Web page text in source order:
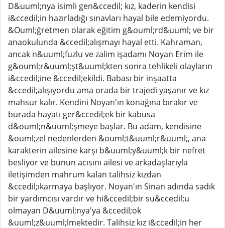
D&uuml;nya isimli gen&ccedil; kız, kaderin kendisi
i&ccedil;in hazırladığı sınavları hayal bile edemiyordu.
&Ouml;ğretmen olarak eğitim g&ouml;rd&uuml; ve bir
anaokulunda &ccedil;alışmayı hayal etti. Kahraman,
ancak n&uuml;fuzlu ve zalim işadamı Noyan Erim ile
g&ouml;r&uuml;şt&uuml;kten sonra tehlikeli olayların
i&ccedil;ine &ccedil;ekildi. Babası bir inşaatta
&ccedil;alışıyordu ama orada bir trajedi yaşanır ve kız
mahsur kalır. Kendini Noyan'ın konağına bırakır ve
burada hayatı ger&ccedil;ek bir kabusa
d&ouml;n&uuml;şmeye başlar. Bu adam, kendisine
&ouml;zel nedenlerden &ouml;t&uuml;r&uuml;, ana
karakterin ailesine karşı b&uuml;y&uuml;k bir nefret
besliyor ve bunun acısını ailesi ve arkadaşlarıyla
iletişimden mahrum kalan talihsiz kızdan
&ccedil;ıkarmaya başlıyor. Noyan'ın Sinan adında sadık
bir yardımcısı vardır ve hi&ccedil;bir su&ccedil;u
olmayan D&uuml;nya'ya &ccedil;ok
&uuml;z&uuml;lmektedir. Talihsiz kız i&ccedil;in her